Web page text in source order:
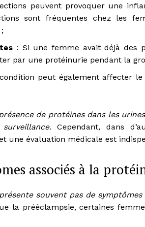
peuvent provoquer une
sont fréquentes chez les
: Si une femme avait déjà des
par une protéinurie pendant la
peut également affecter
de protéines dans les
Cependant, dans
une évaluation médicale est
associés à la
souvent pas de symptômes
la prééclampsie, certaines